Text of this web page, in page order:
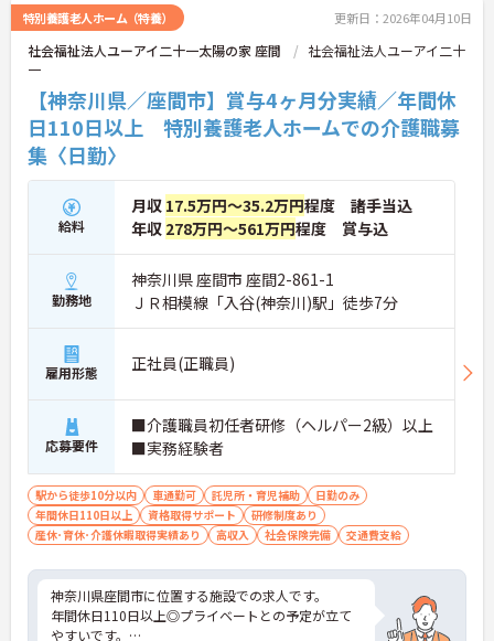
さい！
特別養護老人ホーム（特養） 更新日：2026年04月10日
社会福祉法人ユーアイ二十一太陽の家 座間
社会福祉法人ユーアイ二十
一
【神奈川県／座間市】賞与4ヶ月分実績／年間休
日110日以上 特別養護老人ホームでの介護職募
集〈日勤〉
給料
月収 17.5万円～35.2万円程度 諸手当込
年収 278万円～561万円程度 賞与込
勤務地
神奈川県 座間市 座間2-861-1
ＪＲ相模線「入谷(神奈川)駅」徒歩7分
雇用形態 正社員(正職員)
応募要件
■介護職員初任者研修（ヘルパー2級）以上
■実務経験者
駅から徒歩10分以内 車通勤可 託児所・育児補助
日勤のみ
年間休日110日以上
資格取得サポート
研修制度あり
産休･育休･介護休暇取得実績あり
高収入 社会保険完備 交通費支給
神奈川県座間市に位置する施設での求人です。
年間休日110日以上◎プライベートとの予定が立て
やすいです。